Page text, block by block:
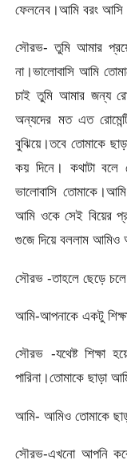
ফেলনেব।আমি বরং
সৌরভ- তুমি আমার
না।ভালোবাসি আমি
চাই তুমি আমার জন্য
অন্যদের মত এত
বুঝিয়ে।তবে তোমাকে
কয় দিনে। কথাটা
ভালোবাসি
আমি ওকে সেই বিয়ের
গুজে দিয়ে বললাম আমিও
সৌরভ -তাহলে ছেড়ে চলে
আমি-আপনাকে একটু
সৌরভ -যথেষ্ট শিক্ষা
পারিনা।তোমাকে ছাড়া
আমি- আমিও তোমাকে
সৌরভ-এখনো আপনি